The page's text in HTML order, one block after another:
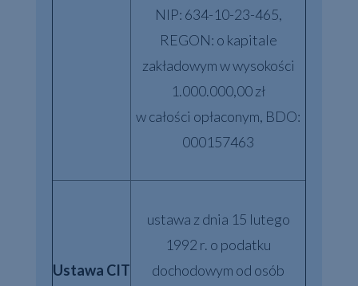
NIP: 634-10-23-465,
REGON: o kapitale
zakładowym w wysokości
1.000.000,00 zł
w całości opłaconym, BDO:
000157463
Ustawa CIT
ustawa z dnia 15 lutego
1992 r. o podatku
dochodowym od osób